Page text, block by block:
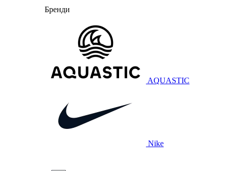
Бренди
AQUASTIC
Nike